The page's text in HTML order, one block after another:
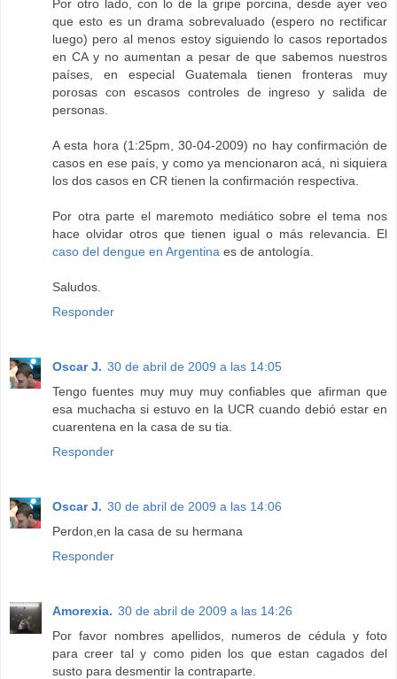
Por otro lado, con lo de la gripe porcina, desde ayer veo
que esto es un drama sobrevaluado (espero no rectificar
luego) pero al menos estoy siguiendo lo casos reportados
en CA y no aumentan a pesar de que sabemos nuestros
países, en especial Guatemala tienen fronteras muy
porosas con escasos controles de ingreso y salida de
personas.
A esta hora (1:25pm, 30-04-2009) no hay confirmación de
casos en ese país, y como ya mencionaron acá, ni siquiera
los dos casos en CR tienen la confirmación respectiva.
Por otra parte el maremoto mediático sobre el tema nos
hace olvidar otros que tienen igual o más relevancia. El
caso del dengue en Argentina es de antología.
Saludos.
Responder
Oscar J. 30 de abril de 2009 a las 14:05
Tengo fuentes muy muy muy confiables que afirman que
esa muchacha si estuvo en la UCR cuando debió estar en
cuarentena en la casa de su tia.
Responder
Oscar J. 30 de abril de 2009 a las 14:06
Perdon,en la casa de su hermana
Responder
Amorexia. 30 de abril de 2009 a las 14:26
Por favor nombres apellidos, numeros de cédula y foto
para creer tal y como piden los que estan cagados del
susto para desmentir la contraparte.